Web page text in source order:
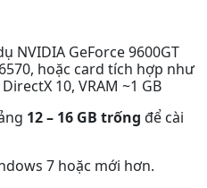
NVIDIA GeForce 9600GT
hoặc card tích hợp như
10, VRAM ~1 GB
12 – 16 GB trống để cài
7 hoặc mới hơn.